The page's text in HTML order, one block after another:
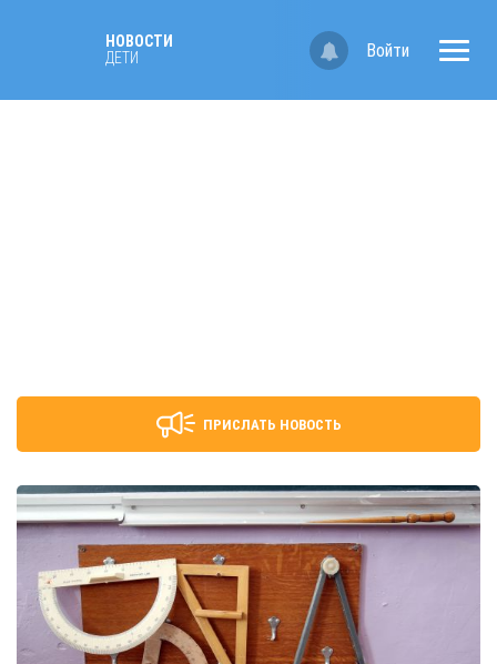
НОВОСТИ
ДЕТИ
Войти
ПРИСЛАТЬ НОВОСТЬ